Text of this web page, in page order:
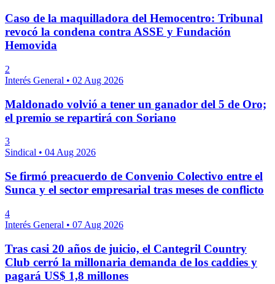
Caso de la maquilladora del Hemocentro: Tribunal
revocó la condena contra ASSE y Fundación
Hemovida
2
Interés General • 02 Aug 2026
Maldonado volvió a tener un ganador del 5 de Oro;
el premio se repartirá con Soriano
3
Sindical • 04 Aug 2026
Se firmó preacuerdo de Convenio Colectivo entre el
Sunca y el sector empresarial tras meses de conflicto
4
Interés General • 07 Aug 2026
Tras casi 20 años de juicio, el Cantegril Country
Club cerró la millonaria demanda de los caddies y
pagará US$ 1,8 millones